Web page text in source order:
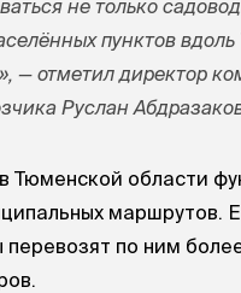
не только
пунктов вдоль
— отметил директор
Руслан
Тюменской области
маршрутов.
перевозят по ним